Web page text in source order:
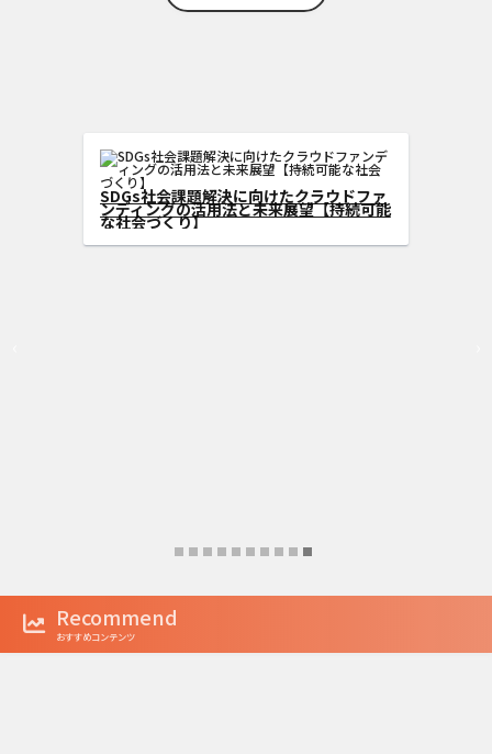
、SDGs型クラウドフ
性を広げる方法 SDGs社会課題解決に向けた
ンディングの活用法と未来
な社会づくり】
Recommend
おすすめコンテンツ